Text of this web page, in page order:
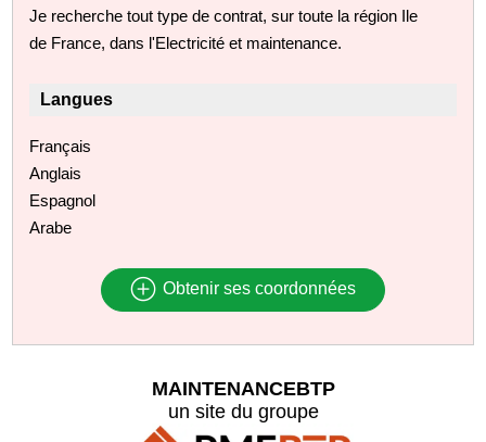
Je recherche tout type de contrat, sur toute la région Ile
de France, dans l'Electricité et maintenance.
Langues
Français
Anglais
Espagnol
Arabe
Obtenir ses coordonnées
MAINTENANCEBTP
un site du groupe